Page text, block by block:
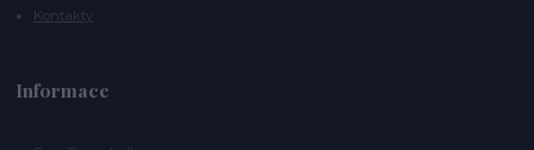
Kontakty
Informace